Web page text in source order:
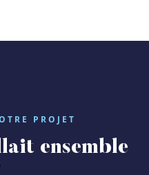
PROJET
ensemble